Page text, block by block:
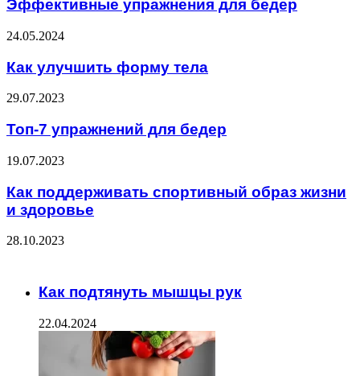
Эффективные упражнения для бедер
24.05.2024
Как улучшить форму тела
29.07.2023
Топ-7 упражнений для бедер
19.07.2023
Как поддерживать спортивный образ жизни
и здоровье
28.10.2023
Как подтянуть мышцы рук
22.04.2024